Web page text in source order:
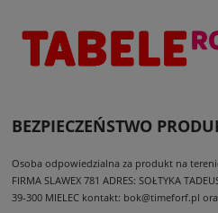
BEZPIECZEŃSTWO
Osoba odpowiedzialna za produkt na
FIRMA SLAWEX 781 ADRES: SOŁTYKA
39-300 MIELEC kontakt: bok@timeforf.pl